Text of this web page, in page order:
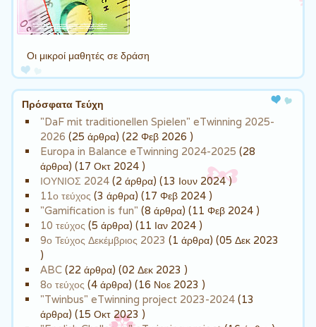
Οι μικροί μαθητές σε δράση
Πρόσφατα Τεύχη
"DaF mit traditionellen Spielen" eTwinning 2025-
2026 (25 άρθρα) (22 Φεβ 2026 )
Europa in Balance eTwinning 2024-2025 (28
άρθρα) (17 Οκτ 2024 )
ΙΟΥΝΙΟΣ 2024 (2 άρθρα) (13 Ιουν 2024 )
11ο τεύχος (3 άρθρα) (17 Φεβ 2024 )
"Gamification is fun" (8 άρθρα) (11 Φεβ 2024 )
10 τεύχος (5 άρθρα) (11 Ιαν 2024 )
9ο Τεύχος Δεκέμβριος 2023 (1 άρθρα) (05 Δεκ 2023
)
ABC (22 άρθρα) (02 Δεκ 2023 )
8ο τεύχος (4 άρθρα) (16 Νοε 2023 )
"Twinbus" eTwinning project 2023-2024 (13
άρθρα) (15 Οκτ 2023 )